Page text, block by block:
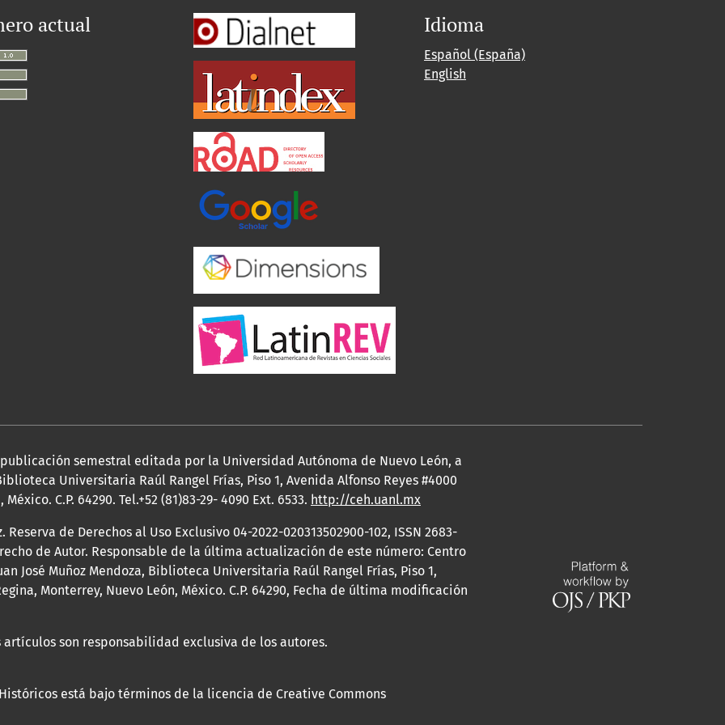
actual Idioma
Español (España)
English
semestral editada por la Universidad Autónoma de Nuevo León, a
Universitaria Raúl Rangel Frías, Piso 1, Avenida Alfonso Reyes #4000
C.P. 64290. Tel.+52 (81)83-29- 4090 Ext. 6533. http://ceh.uanl.mx
de Derechos al Uso Exclusivo 04-2022-020313502900-102, ISSN 2683-
de Autor. Responsable de la última actualización de este número: Centro
José Muñoz Mendoza, Biblioteca Universitaria Raúl Rangel Frías, Piso 1,
Monterrey, Nuevo León, México. C.P. 64290, Fecha de última modificación
son responsabilidad exclusiva de los autores.
está bajo términos de la licencia de Creative Commons